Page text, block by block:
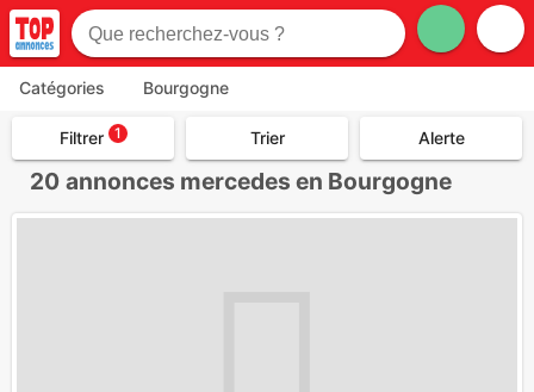
Catégories Bourgogne
Filtrer 1 Trier Alerte
20 annonces mercedes en Bourgogne